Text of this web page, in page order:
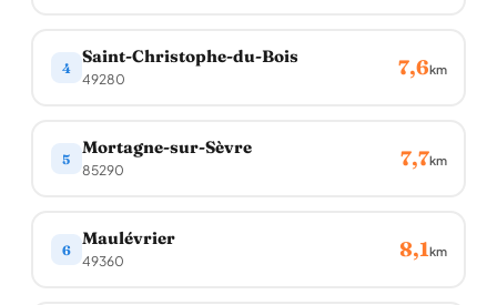
4
Saint-Christophe-du-Bois
49280 7,6km
5
Mortagne-sur-Sèvre
85290 7,7km
6
Maulévrier
49360 8,1km